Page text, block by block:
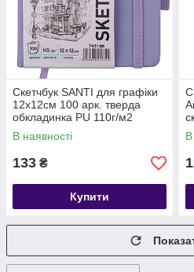
Скетчбук SANTI для графіки
12х12см 100 арк. тверда
обкладинка PU 110г/м2
фіолетовий
В наявності
133 ₴
Купити
В